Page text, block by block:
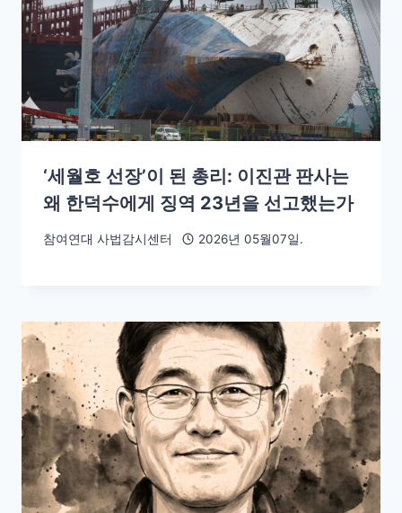
‘세월호 선장’이 된 총리: 이진관 판사는
왜 한덕수에게 징역 23년을 선고했는가
참여연대 사법감시센터 2026년 05월07일.